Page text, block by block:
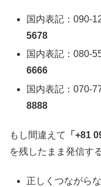
国内表記：090-
5678
国内表記：080-
6666
国内表記：070-
8888
もし間違えて 「+81
を残したまま発信す
正しくつながら